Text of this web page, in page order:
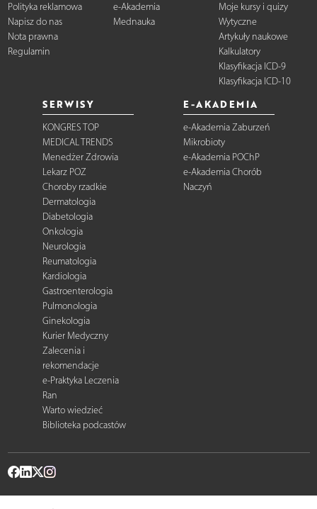
Polityka reklamowa
Napisz do nas
Nota prawna
Regulamin
e-Akademia
Mednauka
Moje kursy i quizy
Wytyczne
Artykuły naukowe
Kalkulatory
Klasyfikacja ICD-9
Klasyfikacja ICD-10
SERWISY
KONGRES TOP
MEDICAL TRENDS
Menedżer Zdrowia
Lekarz POZ
Choroby rzadkie
Dermatologia
Diabetologia
Onkologia
Neurologia
Reumatologia
Kardiologia
Gastroenterologia
Pulmonologia
Ginekologia
Kurier Medyczny
Zalecenia i
rekomendacje
e-Praktyka Leczenia
Ran
Warto wiedzieć
Biblioteka podcastów
E-AKADEMIA
e-Akademia Zaburzeń
Mikrobioty
e-Akademia POChP
e-Akademia Chorób
Naczyń